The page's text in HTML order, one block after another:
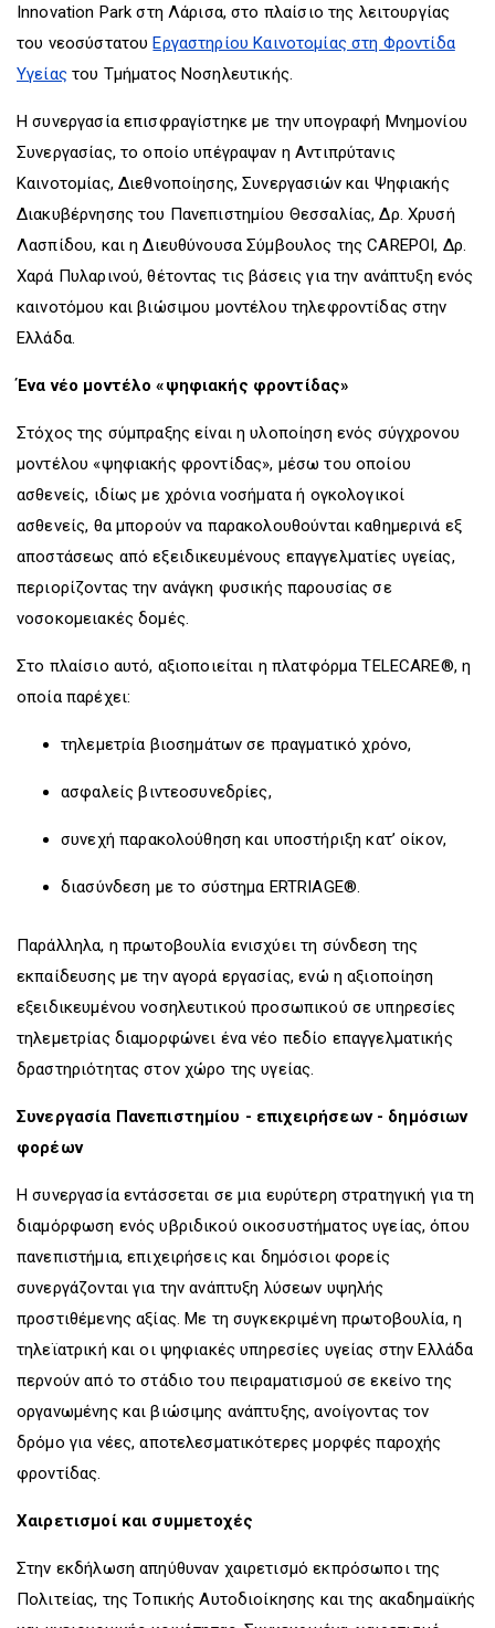
Innovation Park στη Λάρισα, στο πλαίσιο της λειτουργίας
του νεοσύστατουΕργαστηρίου Καινοτομίας στη Φροντίδα
Υγείαςτου Τμήματος Νοσηλευτικής.
Η συνεργασία επισφραγίστηκε με την υπογραφή Μνημονίου
Συνεργασίας, το οποίο υπέγραψαν η Αντιπρύτανις
Καινοτομίας, Διεθνοποίησης, Συνεργασιών και Ψηφιακής
Διακυβέρνησης του Πανεπιστημίου Θεσσαλίας, Δρ. Χρυσή
Λασπίδου, και η Διευθύνουσα Σύμβουλος της CAREPOI, Δρ.
Χαρά Πυλαρινού, θέτοντας τις βάσεις για την ανάπτυξη ενός
καινοτόμου και βιώσιμου μοντέλου τηλεφροντίδας στην
Ελλάδα.
Ένα νέο μοντέλο «ψηφιακής φροντίδας»
Στόχος της σύμπραξης είναι η υλοποίηση ενός σύγχρονου
μοντέλου «ψηφιακής φροντίδας», μέσω του οποίου
ασθενείς, ιδίως με χρόνια νοσήματα ή ογκολογικοί
ασθενείς, θα μπορούν να παρακολουθούνται καθημερινά εξ
αποστάσεως από εξειδικευμένους επαγγελματίες υγείας,
περιορίζοντας την ανάγκη φυσικής παρουσίας σε
νοσοκομειακές δομές.
Στο πλαίσιο αυτό, αξιοποιείται η πλατφόρμα TELECARE®, η
οποία παρέχει:
τηλεμετρία βιοσημάτων σε πραγματικό χρόνο,
ασφαλείς βιντεοσυνεδρίες,
συνεχή παρακολούθηση και υποστήριξη κατ’ οίκον,
διασύνδεση με το σύστημα ERTRIAGE®.
Παράλληλα, η πρωτοβουλία ενισχύει τη σύνδεση της
εκπαίδευσης με την αγορά εργασίας, ενώ η αξιοποίηση
εξειδικευμένου νοσηλευτικού προσωπικού σε υπηρεσίες
τηλεμετρίας διαμορφώνει ένα νέο πεδίο επαγγελματικής
δραστηριότητας στον χώρο της υγείας.
Συνεργασία Πανεπιστημίου - επιχειρήσεων - δημόσιων
φορέων
Η συνεργασία εντάσσεται σε μια ευρύτερη στρατηγική για τη
διαμόρφωση ενός υβριδικού οικοσυστήματος υγείας, όπου
πανεπιστήμια, επιχειρήσεις και δημόσιοι φορείς
συνεργάζονται για την ανάπτυξη λύσεων υψηλής
προστιθέμενης αξίας. Με τη συγκεκριμένη πρωτοβουλία, η
τηλεϊατρική και οι ψηφιακές υπηρεσίες υγείας στην Ελλάδα
περνούν από το στάδιο του πειραματισμού σε εκείνο της
οργανωμένης και βιώσιμης ανάπτυξης, ανοίγοντας τον
δρόμο για νέες, αποτελεσματικότερες μορφές παροχής
φροντίδας.
Χαιρετισμοί και συμμετοχές
Στην εκδήλωση απηύθυναν χαιρετισμό εκπρόσωποι της
Πολιτείας, της Τοπικής Αυτοδιοίκησης και της ακαδημαϊκής